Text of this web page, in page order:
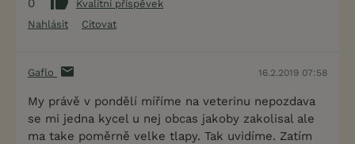
0
Kvalitní příspěvek
Nahlásit
Citovat
Gaflo 16.2.2019 07:58
My právě v pondělí míříme na veterinu nepozdava
se mi jedna kycel u nej obcas jakoby zakolisal ale
ma take poměrně velke tlapy. Tak uvidíme. Zatím